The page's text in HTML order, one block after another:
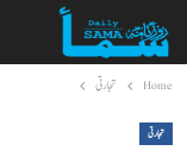
Home تجارتی
تجارتی